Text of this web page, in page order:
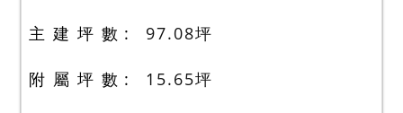
主 建 坪 數 97.08坪
附 屬 坪 數 15.65坪